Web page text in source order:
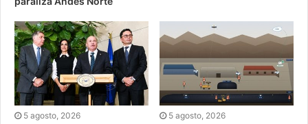
5 agosto, 2026 5 agosto, 2026